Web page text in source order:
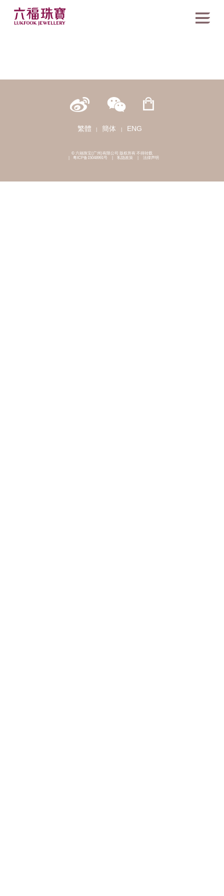
繁體 簡体 ENG
© 六福珠宝(广州)有限公司 版权所有 不得转载
|
粤ICP备15048991号 | 私隐政策 | 法律声明